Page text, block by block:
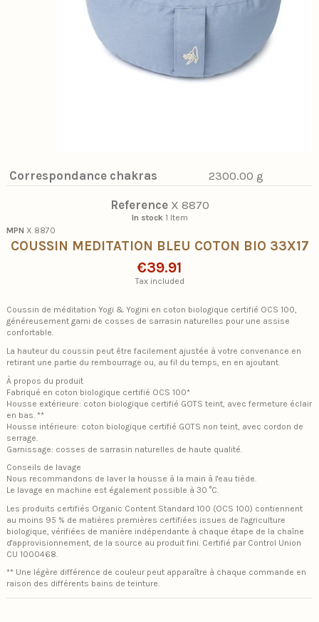
Correspondance chakras 2300.00 g
Reference X 8870
In stock 1 Item
MPN X 8870
COUSSIN MEDITATION BLEU COTON BIO 33X17
€39.91
Tax included
Coussin de méditation Yogi & Yogini en coton biologique certifié OCS 100,
généreusement garni de cosses de sarrasin naturelles pour une assise
confortable.
La hauteur du coussin peut être facilement ajustée à votre convenance en
retirant une partie du rembourrage ou, au fil du temps, en en ajoutant.
À propos du produit
Fabriqué en coton biologique certifié OCS 100*
Housse extérieure: coton biologique certifié GOTS teint, avec fermeture éclair
en bas. **
Housse intérieure: coton biologique certifié GOTS non teint, avec cordon de
serrage.
Garnissage: cosses de sarrasin naturelles de haute qualité.
Conseils de lavage
Nous recommandons de laver la housse à la main à l'eau tiède.
Le lavage en machine est également possible à 30 °C.
Les produits certifiés Organic Content Standard 100 (OCS 100) contiennent
au moins 95 % de matières premières certifiées issues de l'agriculture
biologique, vérifiées de manière indépendante à chaque étape de la chaîne
d'approvisionnement, de la source au produit fini. Certifié par Control Union
CU 1000468.
** Une légère différence de couleur peut apparaître à chaque commande en
raison des différents bains de teinture.